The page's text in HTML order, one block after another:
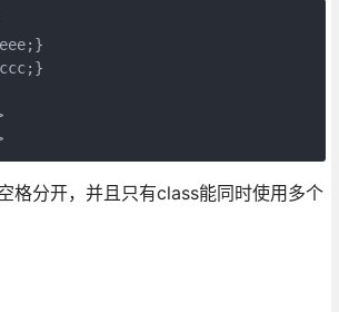
格分开，并且只有class能同时使用多个